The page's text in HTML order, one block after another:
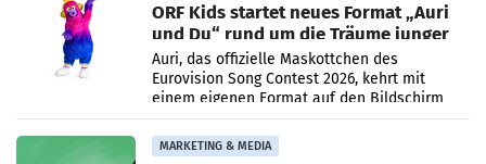
ORF Kids startet neues Format „Auri
und Du“ rund um die Träume junger
Menschen
Auri, das offizielle Maskottchen des
Eurovision Song Contest 2026, kehrt mit
einem eigenen Format auf den Bildschirm
zurück. In der neuen Sendung „Auri und Du“
bei ORF Kids steht
MARKETING & MEDIA